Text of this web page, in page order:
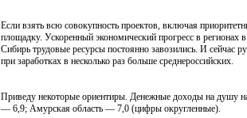
Если взять всю совокупность проектов, включая
площадку. Ускоренный экономический прогресс в регионах
Сибирь трудовые ресурсы постоянно завозились. И
при заработках в несколько раз больше среднероссийских.
Приведу некоторые ориентиры. Денежные доходы на душу
— 6,9; Амурская область — 7,0 (цифры округленные).